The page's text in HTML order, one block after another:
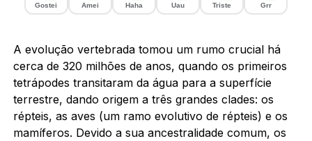
Gostei Amei Haha Uau Triste Grr
A evolução vertebrada tomou um rumo crucial há
cerca de 320 milhões de anos, quando os primeiros
tetrápodes transitaram da água para a superfície
terrestre, dando origem a três grandes clades: os
répteis, as aves (um ramo evolutivo de répteis) e os
mamíferos. Devido a sua ancestralidade comum, os